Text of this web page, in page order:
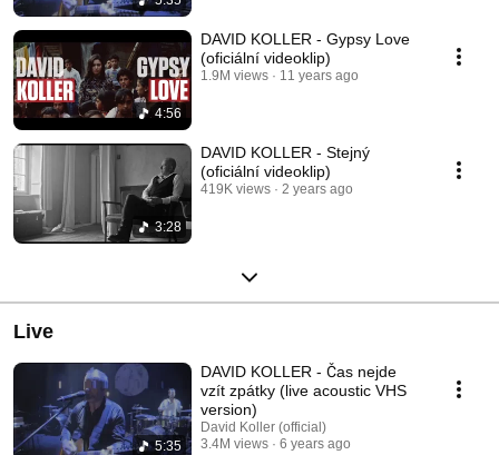
4:56
DAVID KOLLER - Gypsy Love
(oficiální videoklip)
1.9M views 11 years ago
3:28
DAVID KOLLER - Stejný
(oficiální videoklip)
419K views 2 years ago
Live
5:35
DAVID KOLLER - Čas nejde
vzít zpátky (live acoustic VHS
version)
David Koller (official)
3.4M views
6 years ago